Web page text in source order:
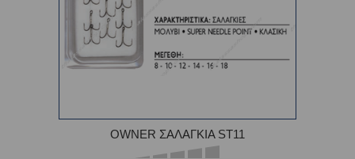
OWNER ΣΑΛΑΓΚΙΑ ST11